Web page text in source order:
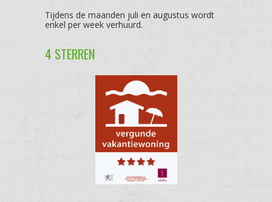
Tijdens de maanden juli en augustus wordt
enkel per week verhuurd.
4 STERREN